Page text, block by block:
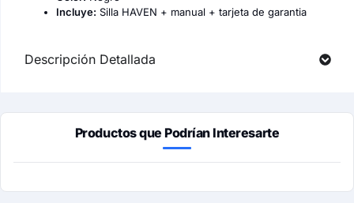
Incluye: Silla HAVEN + manual + tarjeta de garantia
Descripción Detallada
Productos que Podrían Interesarte